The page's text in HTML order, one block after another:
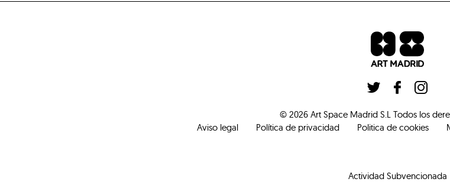
© 2026 Art Space Madrid S.L Todos los
Aviso legal
Política de privacidad Politica de cookies
Actividad Subvencionada